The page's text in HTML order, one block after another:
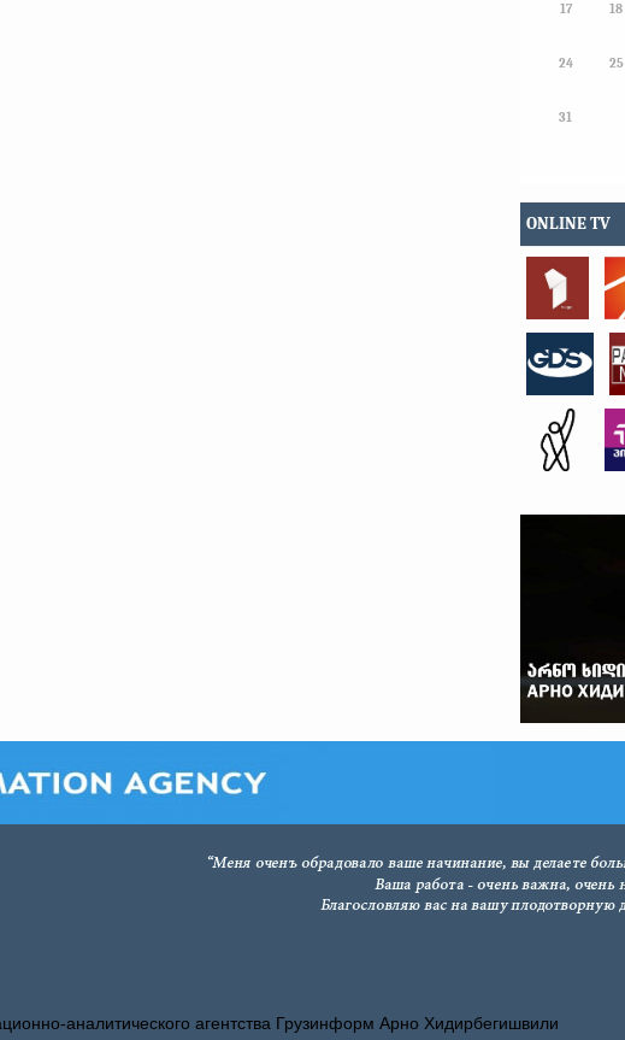
17 18
24 25
31
ONLINE TV
аналитического агентства Грузинформ Арно Хидирбегишвили